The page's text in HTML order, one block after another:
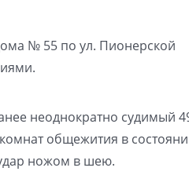
№ 55 по ул. Пионерской
неоднократно судимый
общежития в
ножом в шею.